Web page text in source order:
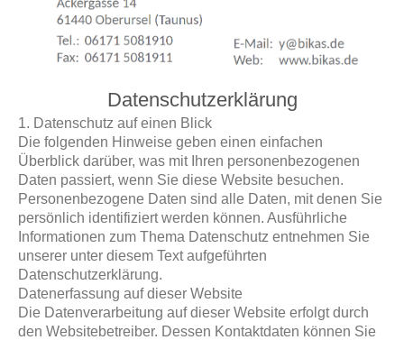
Datenschutzerklärung
1. Datenschutz auf einen Blick
Die folgenden Hinweise geben einen einfachen
Überblick darüber, was mit Ihren personenbezogenen
Daten passiert, wenn Sie diese Website besuchen.
Personenbezogene Daten sind alle Daten, mit denen Sie
persönlich identifiziert werden können. Ausführliche
Informationen zum Thema Datenschutz entnehmen Sie
unserer unter diesem Text aufgeführten
Datenschutzerklärung.
Datenerfassung auf dieser Website
Die Datenverarbeitung auf dieser Website erfolgt durch
den Websitebetreiber. Dessen Kontaktdaten können Sie